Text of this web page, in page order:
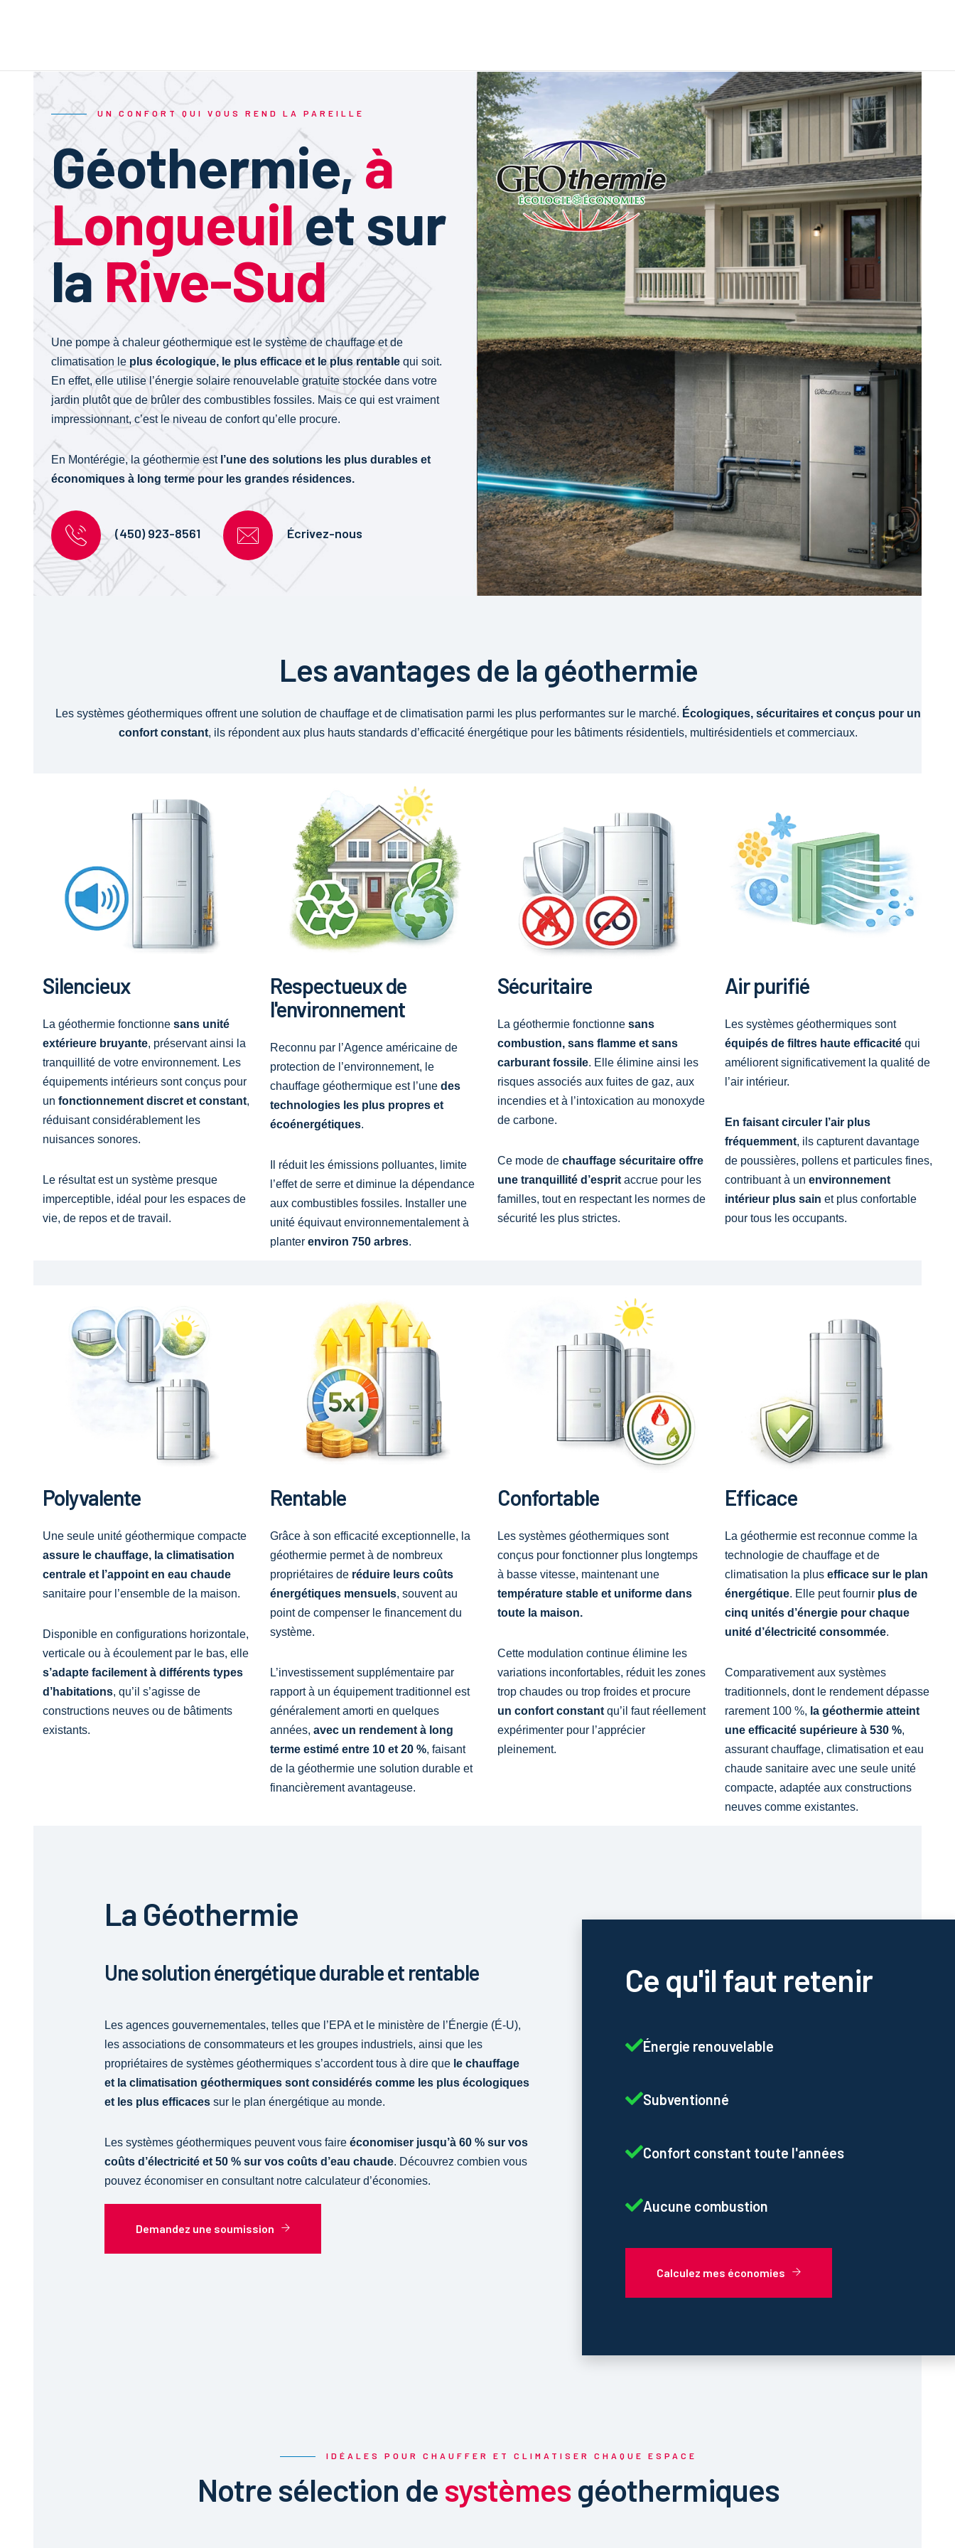
UN CONFORT QUI VOUS REND LA PAREILLE
Géothermie,à
Longueuilet sur
la Rive-Sud
Une pompe à chaleur géothermique est le système de chauffage et de
climatisation le plus écologique, le plus efficace et le plus rentable qui soit.
En effet, elle utilise l’énergie solaire renouvelable gratuite stockée dans votre
jardin plutôt que de brûler des combustibles fossiles. Mais ce qui est vraiment
impressionnant, c’est le niveau de confort qu’elle procure.
En Montérégie, la géothermie estl’une des solutions les plus durables et
économiques à long terme pour les grandes résidences.
(450) 923-8561 Écrivez-nous
Les avantages de la géothermie
Les systèmes géothermiques offrent une solution de chauffage et de climatisation parmi les plus performantes sur le marché. Écologiques, sécuritaires et conçus pour un
confort constant, ils répondent aux plus hauts standards d’efficacité énergétique pour les bâtiments résidentiels, multirésidentiels et commerciaux.
Silencieux
La géothermie fonctionne sans unité
extérieure bruyante, préservant ainsi la
tranquillité de votre environnement. Les
équipements intérieurs sont conçus pour
un fonctionnement discret et constant,
réduisant considérablement les
nuisances sonores.
Le résultat est un système presque
imperceptible, idéal pour les espaces de
vie, de repos et de travail.
Respectueux de
l'environnement
Reconnu par l’Agence américaine de
protection de l’environnement, le
chauffage géothermique est l’une des
technologies les plus propres et
écoénergétiques.
Il réduit les émissions polluantes, limite
l’effet de serre et diminue la dépendance
aux combustibles fossiles. Installer une
unité équivaut environnementalement à
planter environ 750 arbres.
Sécuritaire
La géothermie fonctionne sans
combustion, sans flamme et sans
carburant fossile. Elle élimine ainsi les
risques associés aux fuites de gaz, aux
incendies et à l’intoxication au monoxyde
de carbone.
Ce mode de chauffage sécuritaire offre
une tranquillité d’esprit accrue pour les
familles, tout en respectant les normes de
sécurité les plus strictes.
Air purifié
Les systèmes géothermiques sont
équipés de filtres haute efficacité qui
améliorent significativement la qualité de
l’air intérieur.
En faisant circuler l’air plus
fréquemment, ils capturent davantage
de poussières, pollens et particules fines,
contribuant à un environnement
intérieur plus sain et plus confortable
pour tous les occupants.
Polyvalente
Une seule unité géothermique compacte
assure le chauffage, la climatisation
centrale et l’appoint en eau chaude
sanitaire pour l’ensemble de la maison.
Disponible en configurations horizontale,
verticale ou à écoulement par le bas, elle
s’adapte facilement à différents types
d’habitations, qu’il s’agisse de
constructions neuves ou de bâtiments
existants.
Rentable
Grâce à son efficacité exceptionnelle, la
géothermie permet à de nombreux
propriétaires de réduire leurs coûts
énergétiques mensuels, souvent au
point de compenser le financement du
système.
L’investissement supplémentaire par
rapport à un équipement traditionnel est
généralement amorti en quelques
années, avec un rendement à long
terme estimé entre 10 et 20 %, faisant
de la géothermie une solution durable et
financièrement avantageuse.
Confortable
Les systèmes géothermiques sont
conçus pour fonctionner plus longtemps
à basse vitesse, maintenant une
température stable et uniforme dans
toute la maison.
Cette modulation continue élimine les
variations inconfortables, réduit les zones
trop chaudes ou trop froides et procure
un confort constant qu’il faut réellement
expérimenter pour l’apprécier
pleinement.
Efficace
La géothermie est reconnue comme la
technologie de chauffage et de
climatisation la plus efficace sur le plan
énergétique. Elle peut fournir plus de
cinq unités d’énergie pour chaque
unité d’électricité consommée.
Comparativement aux systèmes
traditionnels, dont le rendement dépasse
rarement 100 %, la géothermie atteint
une efficacité supérieure à 530 %,
assurant chauffage, climatisation et eau
chaude sanitaire avec une seule unité
compacte, adaptée aux constructions
neuves comme existantes.
La Géothermie
Une solution énergétique durable et rentable
Les agences gouvernementales, telles que l’EPA et le ministère de l’Énergie (É-U),
les associations de consommateurs et les groupes industriels, ainsi que les
propriétaires de systèmes géothermiques s’accordent tous à dire que le chauffage
et la climatisation géothermiques sont considérés comme les plus écologiques
et les plus efficaces sur le plan énergétique au monde.
Les systèmes géothermiques peuvent vous faire économiser jusqu’à 60 % sur vos
coûts d’électricité et 50 % sur vos coûts d’eau chaude. Découvrez combien vous
pouvez économiser en consultant notre calculateur d’économies.
Demandez une soumission
Ce qu'il faut retenir
Énergie renouvelable
Subventionné
Confort constant toute l'années
Aucune combustion
Calculez mes économies
IDÉALES POUR CHAUFFER ET CLIMATISER CHAQUE ESPACE
Notre sélection de systèmesgéothermiques